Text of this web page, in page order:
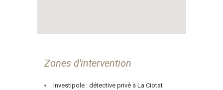
Zones d'intervention
Investipole : détective privé à La Ciotat